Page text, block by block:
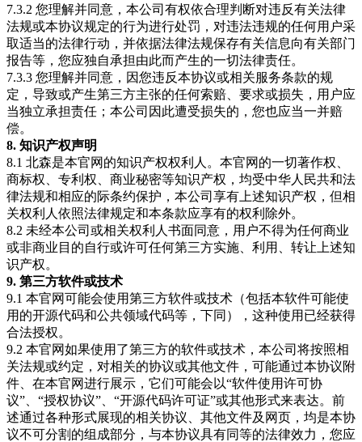
7.3.2 您理解并同意，本公司有权依合理判断对违反有关法律
法规或本协议规定的行为进行处罚，对违法违规的任何用户采
取适当的法律行动，并依据法律法规保存有关信息向有关部门
报告等，您应独自承担由此而产生的一切法律责任。
7.3.3 您理解并同意，因您违反本协议或相关服务条款的规
定，导致或产生第三方主张的任何索赔、要求或损失，用户应
当独立承担责任；本公司因此遭受损失的，您也应当一并赔
偿。
8. 知识产权声明
8.1 北森是本官网的知识产权权利人。本官网的一切著作权、
商标权、专利权、商业秘密等知识产权，均受中华人民共和法
律法规和相应的际条约保护，本公司享有上述知识产权，但相
关权利人依照法律规定和本条款应享有的权利除外。
8.2 未经本公司或相关权利人书面同意，用户不得为任何商业
或非商业目的自行或许可任何第三方实施、利用、转让上述知
识产权。
9. 第三方软件或技术
9.1 本官网可能会使用第三方软件或技术（包括本软件可能使
用的开源代码和公共领域代码等，下同），这种使用已经获得
合法授权。
9.2 本官网如果使用了第三方的软件或技术，本公司将按照相
关法规或约定，对相关的协议或其他文件，可能通过本协议附
件、在本官网进行展示，它们可能会以“软件使用许可协
议”、“授权协议”、“开源代码许可证”或其他形式来表达。前
述通过各种形式展现的相关协议、其他文件及网页，均是本协
议不可分割的组成部分，与本协议具有同等的法律效力，您应